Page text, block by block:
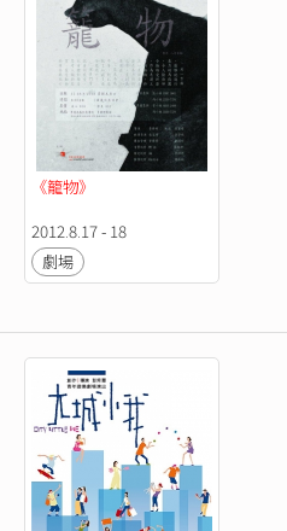
《籠物》
2012.8.17 - 18
劇場